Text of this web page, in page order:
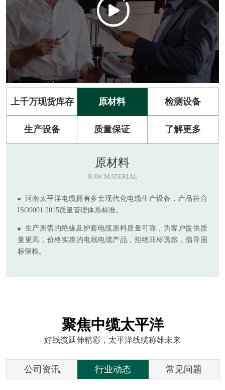
上千万现货库存 原材料 检测设备
生产设备 质量保证 了解更多
原材料
RAW MATERIAL
河南太平洋电缆拥有多套现代化电缆生产设备，产品符合
ISO9001:2015质量管理体系标准。
生产所需的绝缘及护套电缆原料质量可靠，为客户提供质
量更高，价格实惠的电线电缆产品，拒绝非标诱惑，倡导国
标保检。
聚焦中缆太平洋
好线缆延伸精彩，太平洋线缆称雄未来
公司资讯 行业动态 常见问题